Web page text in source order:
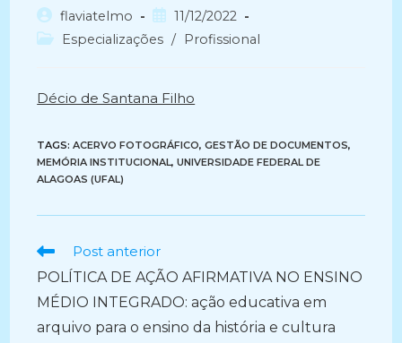
Autor
do
flaviatelmo
Post
publicado:
11/12/2022
Categoria
Especializações / Profissional
Décio de Santana Filho
TAGS:ACERVO FOTOGRÁFICO, GESTÃO DE DOCUMENTOS,
MEMÓRIA INSTITUCIONAL, UNIVERSIDADE FEDERAL DE
ALAGOAS (UFAL)
Ler
artigos
Post anterior
POLÍTICA DE AÇÃO AFIRMATIVA NO ENSINO
MÉDIO INTEGRADO: ação educativa em
arquivo para o ensino da história e cultura